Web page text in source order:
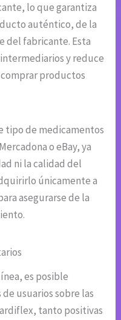
lo que garantiza
auténtico, de la
del fabricante. Esta
y reduce
productos
tipo de medicamentos
o eBay, ya
ni la calidad del
únicamente a
asegurarse de la
es posible
usuarios sobre las
tanto positivas